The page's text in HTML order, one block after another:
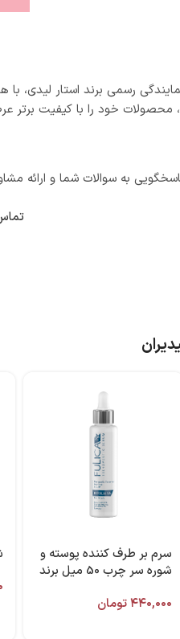
نمایندگی رسمی برند استار
محصولات خود را با کیفیت برتر
سرم بر طرف کننده پوسته و
شوره سر چرب 50 میل برند
۴۴۰,۰۰۰تومان